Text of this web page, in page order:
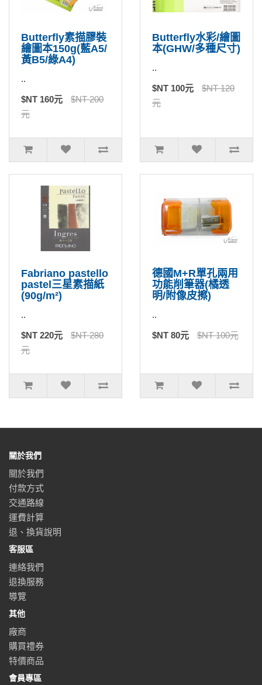
Butterfly素描膠裝
繪圖本150g(藍A5/
黃B5/綠A4)
..
$NT 160元
$NT 200
元
Butterfly水彩/繪圖
本(GHW/多種尺寸)
..
$NT 100元
$NT 120
元
Fabriano pastello
pastel三星素描紙
(90g/m²)
..
$NT 220元
$NT 280
元
德國M+R單孔兩用
功能削筆器(橘透
明/附像皮擦)
..
$NT 80元 $NT 100元
關於我們
關於我們
付款方式
交通路線
運費計算
退、換貨說明
客服區
連絡我們
退換服務
導覽
其他
廠商
購買禮券
特價商品
會員專區